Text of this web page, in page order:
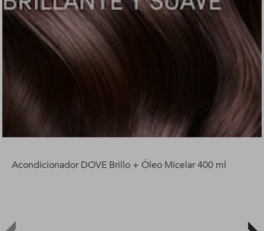
Acondicionador DOVE Brillo + Óleo Micelar 400 ml